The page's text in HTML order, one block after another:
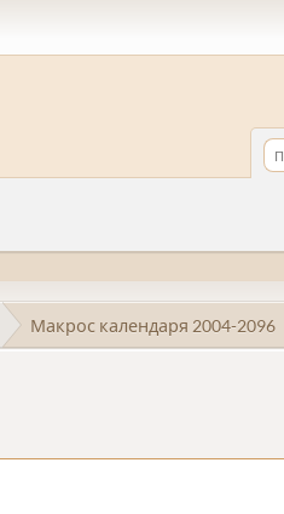
Макрос календаря 2004-2096